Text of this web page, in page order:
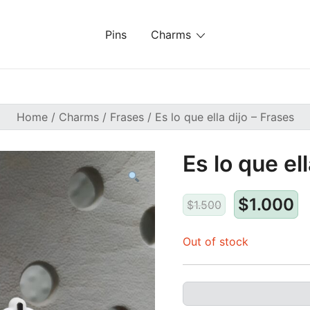
Pins Charms
Home/ Charms/ Frases/ Es lo que ella dijo – Frases
Es lo que
$1.500 $1.000
Out of stock